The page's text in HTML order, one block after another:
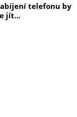
telefonu by
jít...